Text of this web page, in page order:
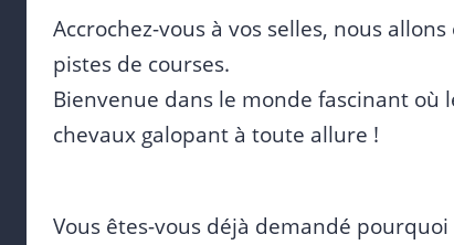
Accrochez-vous à vos selles, nous
pistes de courses.
Bienvenue dans le monde fascinant
chevaux galopant à toute allure !
Vous êtes-vous déjà demandé